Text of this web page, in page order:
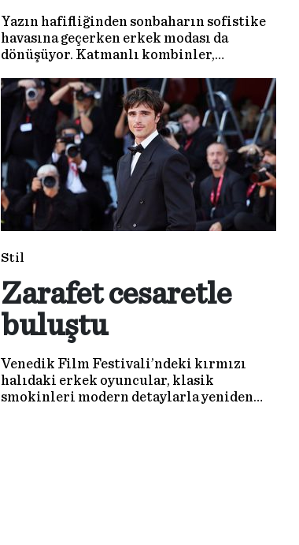
Yazın hafifliğinden sonbaharın sofistike
havasına geçerken erkek modası da
dönüşüyor. Katmanlı kombinler,
zamansız aksesuarlar bu sezonun anahtar
detayları arasında...
Stil
Zarafet cesaretle
buluştu
Venedik Film Festivali’ndeki kırmızı
halıdaki erkek oyuncular, klasik
smokinleri modern detaylarla yeniden